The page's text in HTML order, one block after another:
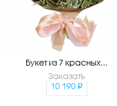
Букет из 7 красных...
Заказать
10 190